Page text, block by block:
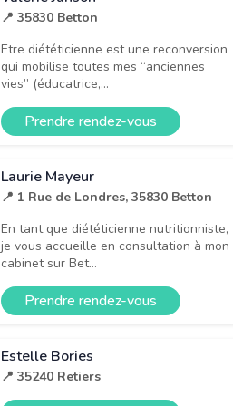
📍 35830 Betton
Etre diététicienne est une reconversion
qui mobilise toutes mes “anciennes
vies” (éducatrice,...
Prendre rendez-vous
Laurie Mayeur
📍 1 Rue de Londres, 35830 Betton
En tant que diététicienne nutritionniste,
je vous accueille en consultation à mon
cabinet sur Bet...
Prendre rendez-vous
Estelle Bories
📍 35240 Retiers